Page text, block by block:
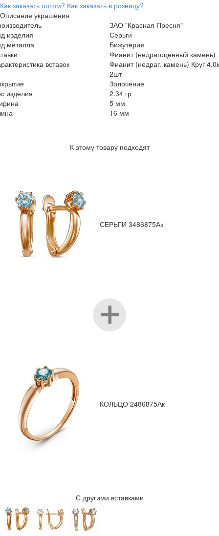
Как заказать оптом? Как заказать в розницу?
Описание украшения
ЗАО "Красная Пресня"
изделия
Серьги
металла
Бижутерия
Фианит (недрагоценный камень)
вставок
Фианит (недраг. камень) Круг
2шт
Золочение
изделия
2.34 гр
5 мм
16 мм
К этому товару подходят
СЕРЬГИ 3486875Ак
КОЛЬЦО 2486875Ак
С другими вставками